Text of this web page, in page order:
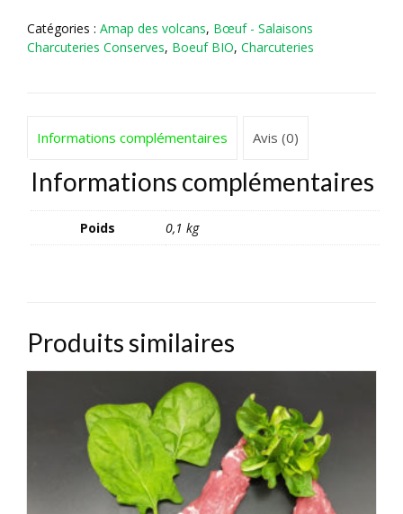
Bœuf
façon
Catégories : Amap des volcans, Bœuf - Salaisons
Charcuteries Conserves, Boeuf BIO, Charcuteries
Informations complémentaires Avis (0)
Informations complémentaires
Poids 0,1 kg
Produits similaires